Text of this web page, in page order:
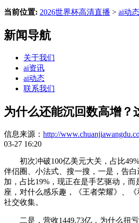
当前位置: 2026世界杯高清直播 > ai动态
新闻导航
关于我们
ai资讯
ai动态
联系我们
为什么还能沉回数高增？
信息来源： http://
03-27 16:20
初次冲破100亿美元大关，占比49%
伴侣圈、小法式、搜一搜，一是，告白
加，占比19%，现正在是手艺驱动，
座，对什么感乐趣，《王者荣耀》、
社交收集。
二是，营收1449.73亿，为什么扭亏